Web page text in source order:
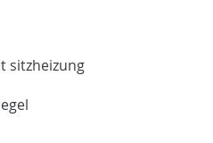
sitzheizung